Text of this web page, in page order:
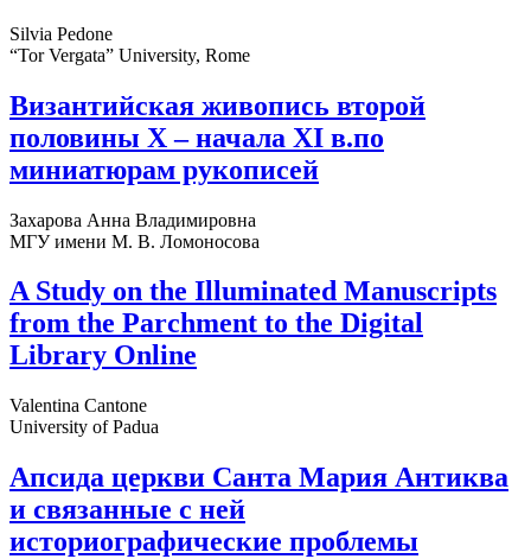
Silvia Pedone
“Tor Vergata” University, Rome
Византийская живопись второй
половины X – начала XI в.по
миниатюрам рукописей
Захарова Анна Владимировна
МГУ имени М. В. Ломоносова
A Study on the Illuminated Manuscripts
from the Parchment to the Digital
Library Online
Valentina Cantone
University of Padua
Апсида церкви Санта Мария Антиква
и связанные с ней
историографические проблемы